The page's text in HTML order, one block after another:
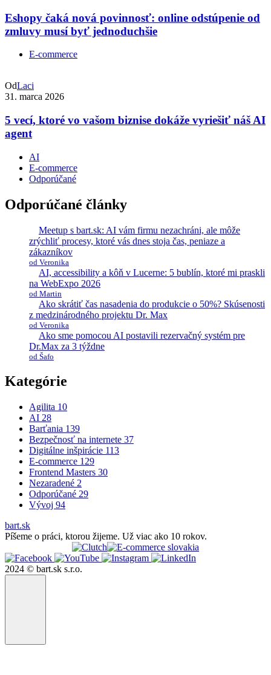
Eshopy čaká nová povinnosť: online odstúpenie od
zmluvy musí byť jednoduchšie
E-commerce
OdLaci
31. marca 2026
5 vecí, ktoré vo vašom biznise dokáže vyriešiť náš AI
agent
AI
E-commerce
Odporúčané
Odporúčané články
Meetup s bart.sk: AI vám firmu nezachráni, ale môže
zrýchliť procesy, ktoré vás dnes stoja čas, peniaze a
zákazníkov
od Veronika
AI, accessibility a kôň v Lucerne: 5 bublín, ktoré mi praskli
na WebExpo 2026
od Martin
Ako skrátiť čas nasadenia do produkcie o 50%? Skúsenosti
z medzinárodného projektu Dr. Max
od Veronika
Ako sme pomocou AI postavili rezervačný systém pre
Dr.Max za 3 týždne
od Šafo
Kategórie
Agilita 10
AI 28
Barťania 139
Bezpečnosť na internete 37
Digitálne inšpirácie 113
E-commerce 129
Frontend Masters 30
Nezaradené 2
Odporúčané 29
Vývoj 94
bart.sk
Píšeme o práci, ktorou žijeme. Už viac ako 10 rokov.
2024 © bart.sk s.r.o.